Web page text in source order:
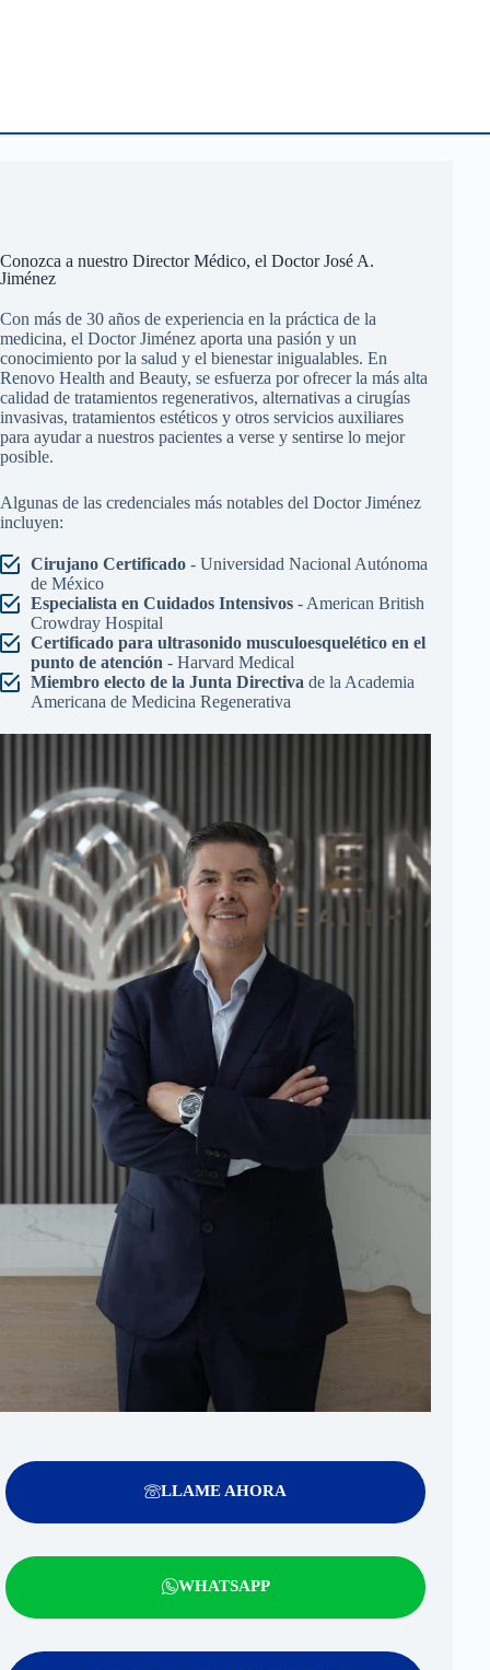
Conozca a nuestro Director Médico, el Doctor José A.
Jiménez
Con más de 30 años de experiencia en la práctica de la
medicina, el Doctor Jiménez aporta una pasión y un
conocimiento por la salud y el bienestar inigualables. En
Renovo Health and Beauty, se esfuerza por ofrecer la más alta
calidad de tratamientos regenerativos, alternativas a cirugías
invasivas, tratamientos estéticos y otros servicios auxiliares
para ayudar a nuestros pacientes a verse y sentirse lo mejor
posible.
Algunas de las credenciales más notables del Doctor Jiménez
incluyen:
Cirujano Certificado- Universidad Nacional Autónoma
de México
Especialista en Cuidados Intensivos- American British
Crowdray Hospital
Certificado para ultrasonido musculoesquelético en el
punto de atención - Harvard Medical
Miembro electo de la Junta Directiva de la Academia
Americana de Medicina Regenerativa
LLAME AHORA
WHATSAPP